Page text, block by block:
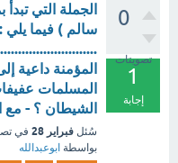
0
تصويتات
1
إجابة
الجملة التي
سالم ) فيما يلي :
المؤمنة داعية
المسلمات
الشيطان ؟ - مع
سُئل فبراير 28 في
بواسطة ابوعبدالله